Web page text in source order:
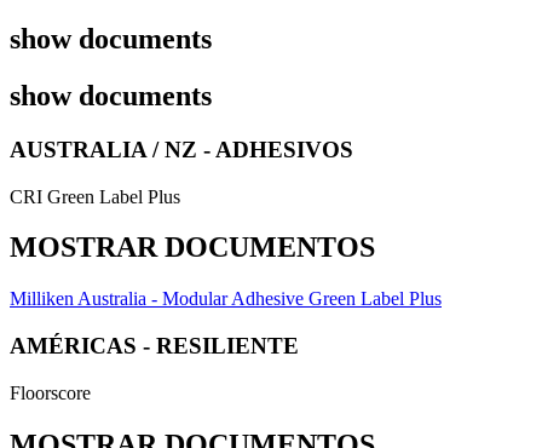
show documents
show documents
AUSTRALIA / NZ - ADHESIVOS
CRI Green Label Plus
MOSTRAR DOCUMENTOS
Milliken Australia - Modular Adhesive Green Label Plus
AMÉRICAS - RESILIENTE
Floorscore